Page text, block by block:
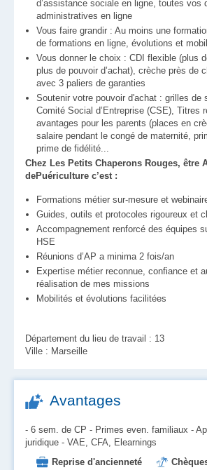
d’assistance sociale en ligne, toutes vos
administratives en ligne
Vous faire grandir : Au moins une
de formations en ligne, évolutions et
Vous donner le choix : CDI flexible (plus
plus de pouvoir d’achat), crèche près de
avec 3 paliers de garanties
Soutenir votre pouvoir d'achat : grilles de
Comité Social d’Entreprise (CSE), Titres
avantages pour les parents (places en
salaire pendant le congé de maternité,
prime de fidélité...
Chez Les Petits Chaperons Rouges, être
dePuériculture c’est :
Formations métier sur-mesure et
Guides, outils et protocoles rigoureux et
Accompagnement renforcé des équipes
HSE
Réunions d’AP a minima 2 fois/an
Expertise métier reconnue, confiance et
réalisation de mes missions
Mobilités et évolutions facilitées
Département du lieu de travail : 13
Ville : Marseille
Avantages
- 6 sem. de CP - Primes even. familiaux -
juridique - VAE, CFA, Elearnings
Reprise d'ancienneté